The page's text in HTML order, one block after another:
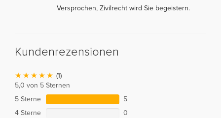
Versprochen, Zivilrecht wird Sie begeistern.
Kundenrezensionen
(1)
5,0 von 5 Sternen
5 Sterne
5
4 Sterne
0